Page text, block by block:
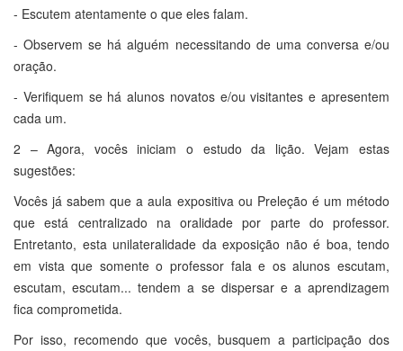
- Escutem atentamente o que eles falam.
- Observem se há alguém necessitando de uma conversa e/ou
oração.
- Verifiquem se há alunos novatos e/ou visitantes e apresentem
cada um.
2 – Agora, vocês iniciam o estudo da lição. Vejam estas
sugestões:
Vocês já sabem que a aula expositiva ou Preleção é um método
que está centralizado na oralidade por parte do professor.
Entretanto, esta unilateralidade da exposição não é boa, tendo
em vista que somente o professor fala e os alunos escutam,
escutam, escutam... tendem a se dispersar e a aprendizagem
fica comprometida.
Por isso, recomendo que vocês, busquem a participação dos